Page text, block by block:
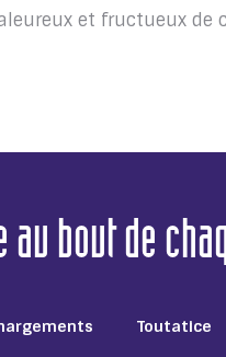
et fructueux de
au bout de
Toutatice